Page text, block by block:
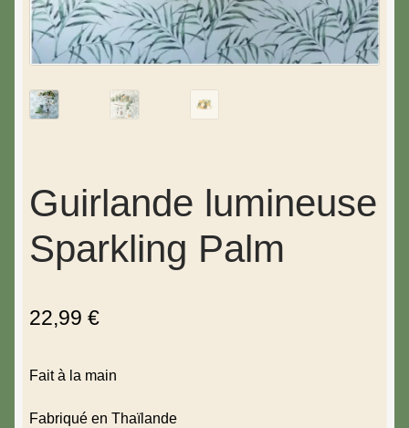
Guirlande lumineuse
Sparkling Palm
22,99 €
Fait à la main
Fabriqué en Thaïlande